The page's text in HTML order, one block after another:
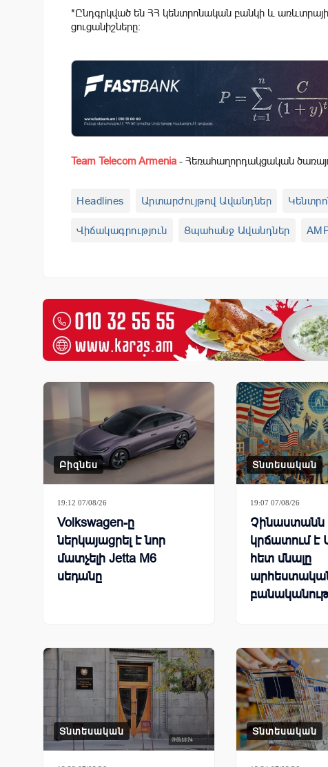
*Ընդգրկված են ՀՀ կենտրոնական բանկի և
ցուցանիշները:
Team Telecom Armenia - Հեռահաղորդակցական
Headlines Արտարժույթով Ավանդներ
Վիճակագրություն Ցպահանջ Ավանդներ
Բիզնես
19:12 07/08/26
Volkswagen-ը
ներկայացրել է նոր
մատչելի Jetta M6
սեդանը
Տնտեսական
19:07 07/08/26
Չինաստանն
կրճատում է
հետ մնալը
Տնտեսական Տնտեսական